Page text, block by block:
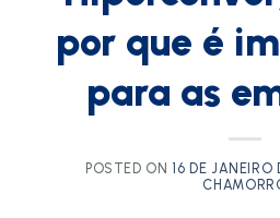
por que é
para as
POSTED ON 16 DE JANEIRO